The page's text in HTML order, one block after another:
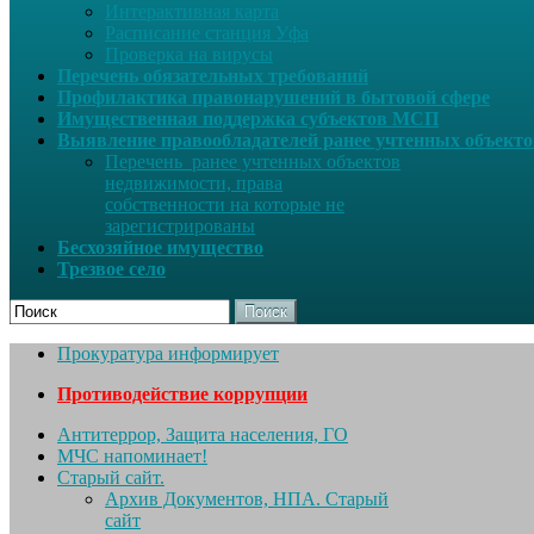
Интерактивная карта
Расписание станция Уфа
Проверка на вирусы
Перечень обязательных требований
Профилактика правонарушений в бытовой сфере
Имущественная поддержка субъектов МСП
Выявление правообладателей ранее учтенных
Перечень ранее учтенных объектов
недвижимости, права
собственности на которые не
зарегистрированы
Бесхозяйное имущество
Трезвое село
Поиск
Прокуратура информирует
Противодействие коррупции
Антитеррор, Защита населения, ГО
МЧС напоминает!
Старый сайт.
Архив Документов, НПА. Старый
сайт